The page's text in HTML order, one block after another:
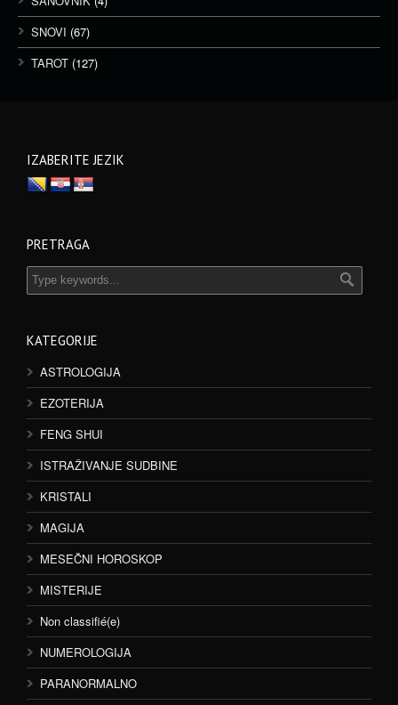
SNOVI (67)
TAROT (127)
IZABERITE JEZIK
PRETRAGA
KATEGORIJE
ASTROLOGIJA
EZOTERIJA
FENG SHUI
ISTRAŽIVANJE SUDBINE
KRISTALI
MAGIJA
MESEČNI HOROSKOP
MISTERIJE
Non classifié(e)
NUMEROLOGIJA
PARANORMALNO